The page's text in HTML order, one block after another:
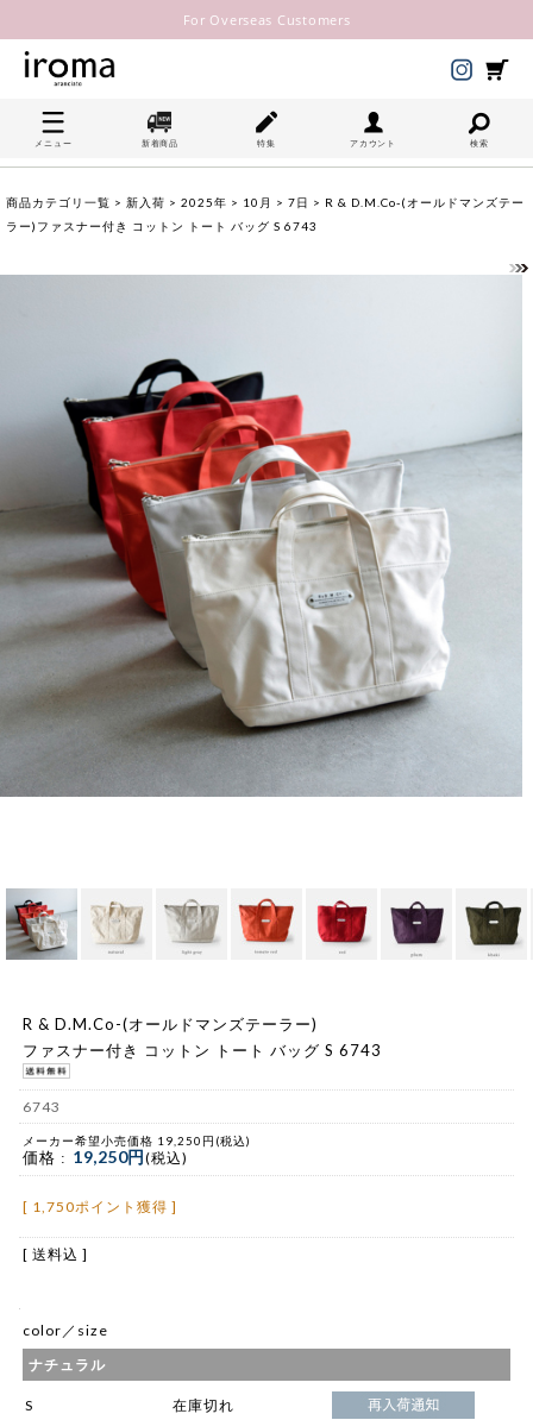
For Overseas Customers
メニュー 新着商品 特集 アカウント 検索
商品カテゴリ一覧 > 新入荷 > 2025年 > 10月 > 7日 > R & D.M.Co-(オールドマンズテー
ラー)ファスナー付き コットン トート バッグ S 6743
R & D.M.Co-(オールドマンズテーラー)
ファスナー付き コットン トート バッグ S 6743
6743
メーカー希望小売価格 19,250円(税込)
価格 : 19,250円(税込)
[ 1,750ポイント獲得 ]
[ 送料込 ]
color／size
ナチュラル
S 在庫切れ